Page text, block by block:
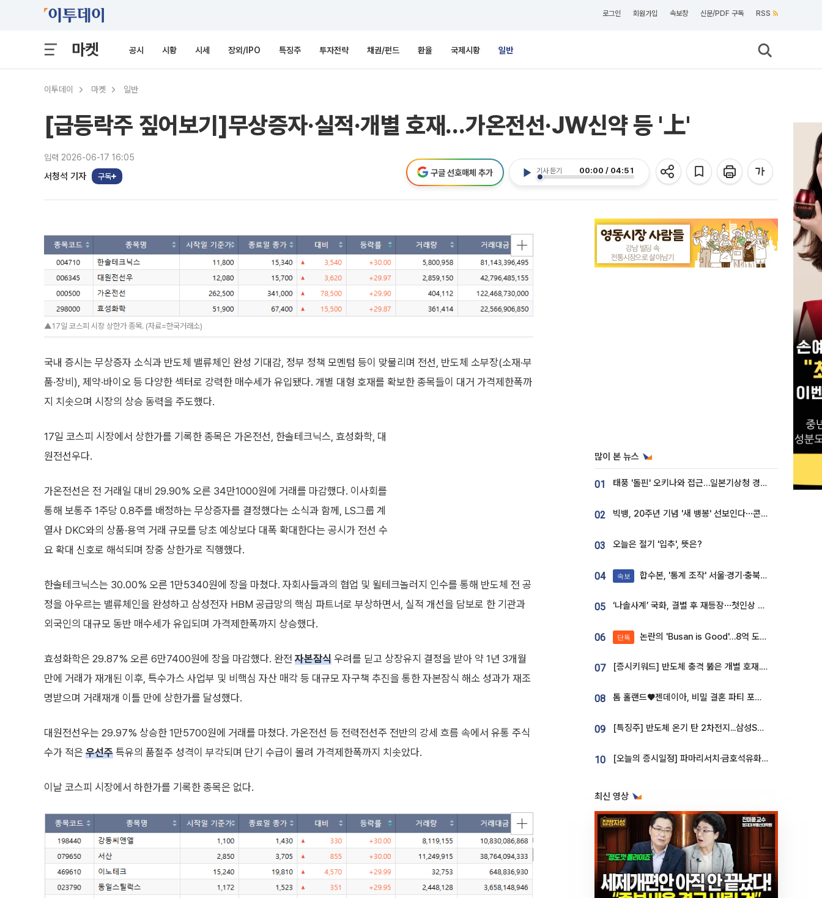
로그인 회원가입 속보창 신문/PDF 구독 RSS
마켓 공시 시황 시세 장외/IPO 특징주 투자전략 채권/펀드 환율 국제시황 일반
이투데이 마켓 일반
[급등락주 짚어보기]무상증자·실적·개별 호재…가온전선·JW신약 등 '上'
입력 2026-06-17 16:05
서청석 기자 구독
기사 듣기 00:00 / 04:51
구글 선호매체 추가
▲17일 코스피 시장 상한가 종목. (자료=한국거래소)
국내 증시는 무상증자 소식과 반도체 밸류체인 완성 기대감, 정부 정책 모멘텀 등이 맞물리며 전선, 반도체 소부장(소재·부
품·장비), 제약·바이오 등 다양한 섹터로 강력한 매수세가 유입됐다. 개별 대형 호재를 확보한 종목들이 대거 가격제한폭까
지 치솟으며 시장의 상승 동력을 주도했다.
17일 코스피 시장에서 상한가를 기록한 종목은 가온전선, 한솔테크닉스, 효성화학, 대
원전선우다.
가온전선은 전 거래일 대비 29.90% 오른 34만1000원에 거래를 마감했다. 이사회를
통해 보통주 1주당 0.8주를 배정하는 무상증자를 결정했다는 소식과 함께, LS그룹 계
열사 DKC와의 상품·용역 거래 규모를 당초 예상보다 대폭 확대한다는 공시가 전선 수
요 확대 신호로 해석되며 장중 상한가로 직행했다.
한솔테크닉스는 30.00% 오른 1만5340원에 장을 마쳤다. 자회사들과의 협업 및 윌테크놀러지 인수를 통해 반도체 전 공
정을 아우르는 밸류체인을 완성하고 삼성전자 HBM 공급망의 핵심 파트너로 부상하면서, 실적 개선을 담보로 한 기관과
외국인의 대규모 동반 매수세가 유입되며 가격제한폭까지 상승했다.
효성화학은 29.87% 오른 6만7400원에 장을 마감했다. 완전 자본잠식 우려를 딛고 상장유지 결정을 받아 약 1년 3개월
만에 거래가 재개된 이후, 특수가스 사업부 및 비핵심 자산 매각 등 대규모 자구책 추진을 통한 자본잠식 해소 성과가 재조
명받으며 거래재개 이틀 만에 상한가를 달성했다.
대원전선우는 29.97% 상승한 1만5700원에 거래를 마쳤다. 가온전선 등 전력전선주 전반의 강세 흐름 속에서 유통 주식
수가 적은 우선주 특유의 품절주 성격이 부각되며 단기 수급이 몰려 가격제한폭까지 치솟았다.
이날 코스피 시장에서 하한가를 기록한 종목은 없다.
많이 본 뉴스
01 태풍 '돌핀' 오키나와 접근…일본기상청 경로 업데이트
02 빅뱅, 20주년 기념 '새 뱅봉' 선보인다⋯콘서트 앞두고 팝업 개최
03 오늘은 절기 '입추', 뜻은?
04 속보 합수본, '통계 조작' 서울·경기·충북 선관위 등 추가 압수수색
05 ‘나솔사계’ 국화, 결별 후 재등장⋯첫인상 투표 휩쓸고 ‘인기녀’ 등극
06 단독 논란의 'Busan is Good'…8억 도시브랜드, 용산 대통령실 CI 업체가 수행
07 [증시키워드] 반도체 충격 뚫은 개별 호재...포스코퓨처엠·에코프로·한화솔루션 '눈길'
08 톰 홀랜드♥젠데이아, 비밀 결혼 파티 포착⋯호텔 대관비만 9억
09 [특징주] 반도체 온기 탄 2차전지...삼성SDI, 장 초반 7% 넘게 껑충
10 [오늘의 증시일정] 파마리서치·금호석유화학·코오롱인더·상상인증권 등
최신 영상